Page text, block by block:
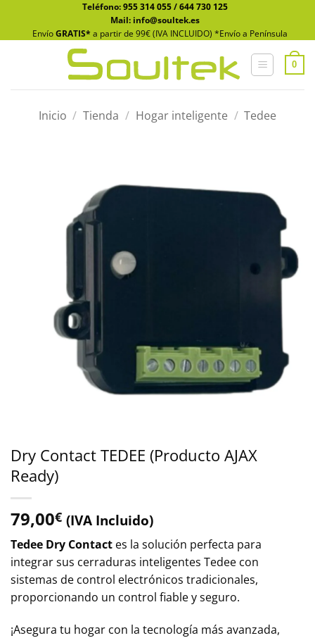
contenido
Teléfono:955 314 055/644 730 125
Mail: info@soultek.es
EnvíoGRATIS* a partir de 99€ (IVA INCLUIDO) *Envío a Península
0
Inicio / Tienda / Hogar inteligente / Tedee
Dry Contact TEDEE (Producto AJAX
Ready)
79,00€ (IVA Incluido)
Tedee Dry Contact es la solución perfecta para
integrar sus cerraduras inteligentes Tedee con
sistemas de control electrónicos tradicionales,
proporcionando un control fiable y seguro.
¡Asegura tu hogar con la tecnología más avanzada,